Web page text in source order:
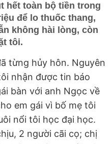
hết toàn bộ tiền trong
để lo thuốc thang,
không hài lòng, còn
tôi.
từng hủy hôn. Nguyên
nhận được tin báo
bàn với anh Ngọc về
em gái vì bố mẹ tôi
nổi tôi học đại học.
2 người cãi cọ; chị